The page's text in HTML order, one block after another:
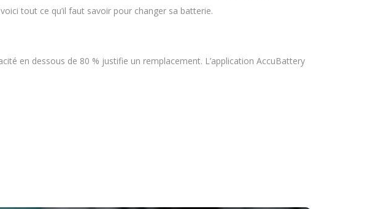
tout ce qu’il faut savoir pour changer sa batterie.
en dessous de 80 % justifie un remplacement. L’application AccuBattery